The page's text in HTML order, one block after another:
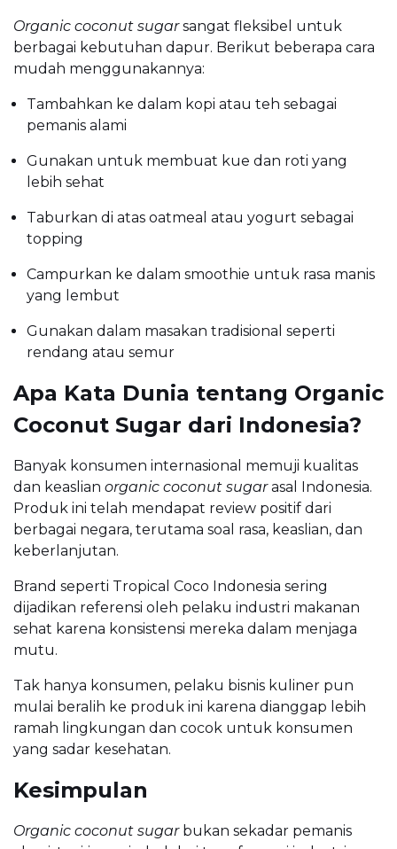
Organic coconut sugarsangat fleksibel untuk
berbagai kebutuhan dapur. Berikut beberapa cara
mudah menggunakannya:
Tambahkan ke dalam kopi atau teh sebagai
pemanis alami
Gunakan untuk membuat kue dan roti yang
lebih sehat
Taburkan di atas oatmeal atau yogurt sebagai
topping
Campurkan ke dalam smoothie untuk rasa manis
yang lembut
Gunakan dalam masakan tradisional seperti
rendang atau semur
Apa Kata Dunia tentang Organic
Coconut Sugar dari Indonesia?
Banyak konsumen internasional memuji kualitas
dan keaslian organic coconut sugarasal Indonesia.
Produk ini telah mendapat review positif dari
berbagai negara, terutama soal rasa, keaslian, dan
keberlanjutan.
Brand seperti Tropical Coco Indonesia sering
dijadikan referensi oleh pelaku industri makanan
sehat karena konsistensi mereka dalam menjaga
mutu.
Tak hanya konsumen, pelaku bisnis kuliner pun
mulai beralih ke produk ini karena dianggap lebih
ramah lingkungan dan cocok untuk konsumen
yang sadar kesehatan.
Kesimpulan
Organic coconut sugarbukan sekadar pemanis